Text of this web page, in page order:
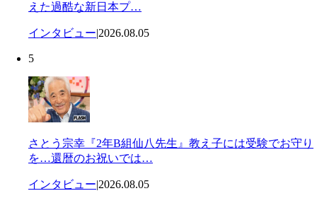
えた過酷な新日本プ…
インタビュー|2026.08.05
5
さとう宗幸『2年B組仙八先生』教え子には受験でお守り
を…還暦のお祝いでは…
インタビュー|2026.08.05